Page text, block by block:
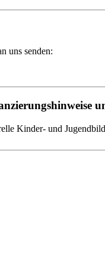
uns senden:
Kinder- und